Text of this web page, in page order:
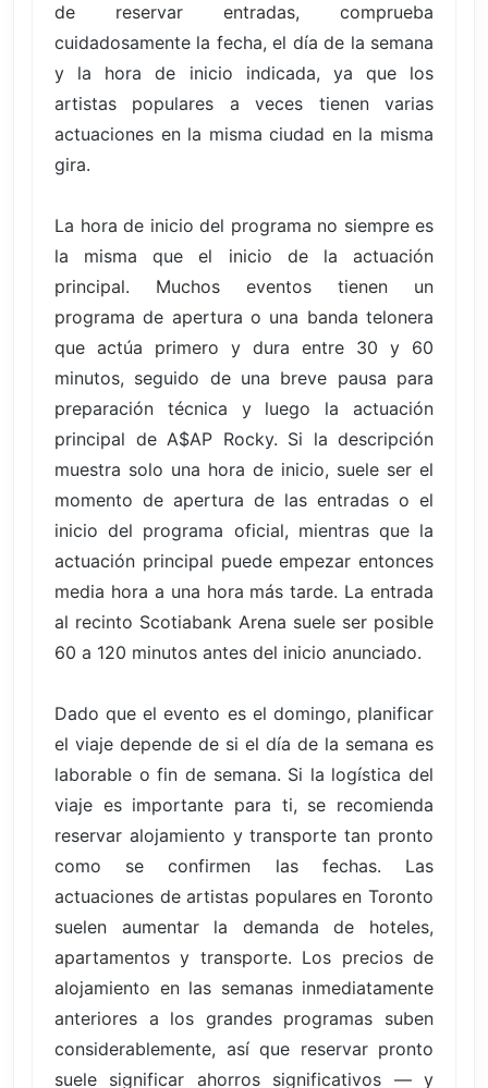
de reservar entradas, comprueba
cuidadosamente la fecha, el día de la semana
y la hora de inicio indicada, ya que los
artistas populares a veces tienen varias
actuaciones en la misma ciudad en la misma
gira.
La hora de inicio del programa no siempre es
la misma que el inicio de la actuación
principal. Muchos eventos tienen un
programa de apertura o una banda telonera
que actúa primero y dura entre 30 y 60
minutos, seguido de una breve pausa para
preparación técnica y luego la actuación
principal de A$AP Rocky. Si la descripción
muestra solo una hora de inicio, suele ser el
momento de apertura de las entradas o el
inicio del programa oficial, mientras que la
actuación principal puede empezar entonces
media hora a una hora más tarde. La entrada
al recinto Scotiabank Arena suele ser posible
60 a 120 minutos antes del inicio anunciado.
Dado que el evento es el domingo, planificar
el viaje depende de si el día de la semana es
laborable o fin de semana. Si la logística del
viaje es importante para ti, se recomienda
reservar alojamiento y transporte tan pronto
como se confirmen las fechas. Las
actuaciones de artistas populares en Toronto
suelen aumentar la demanda de hoteles,
apartamentos y transporte. Los precios de
alojamiento en las semanas inmediatamente
anteriores a los grandes programas suben
considerablemente, así que reservar pronto
suele significar ahorros significativos — y